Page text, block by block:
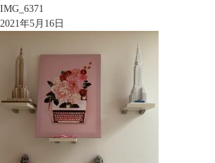
IMG_6371
2021年5月16日